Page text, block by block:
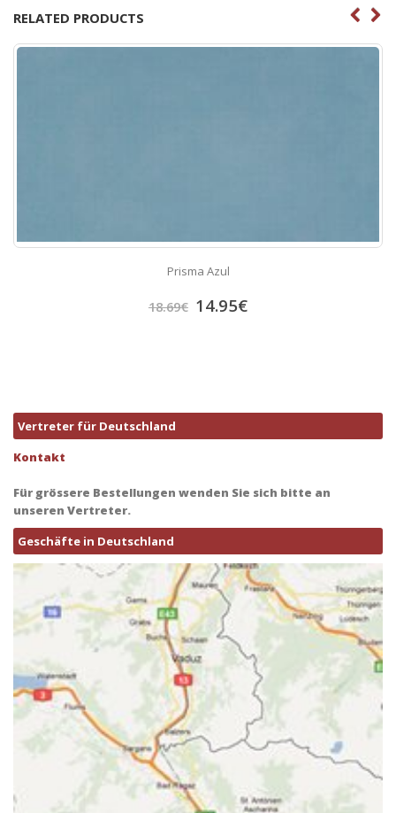
RELATED PRODUCTS
Prisma Azul
18.69€ 14.95€
Vertreter für Deutschland
Kontakt
Für grössere Bestellungen wenden Sie sich bitte an
unseren Vertreter.
Geschäfte in Deutschland